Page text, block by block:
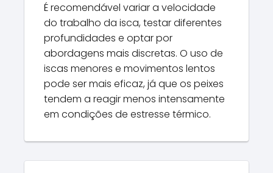
É recomendável variar a velocidade
do trabalho da isca, testar diferentes
profundidades e optar por
abordagens mais discretas. O uso de
iscas menores e movimentos lentos
pode ser mais eficaz, já que os peixes
tendem a reagir menos intensamente
em condições de estresse térmico.